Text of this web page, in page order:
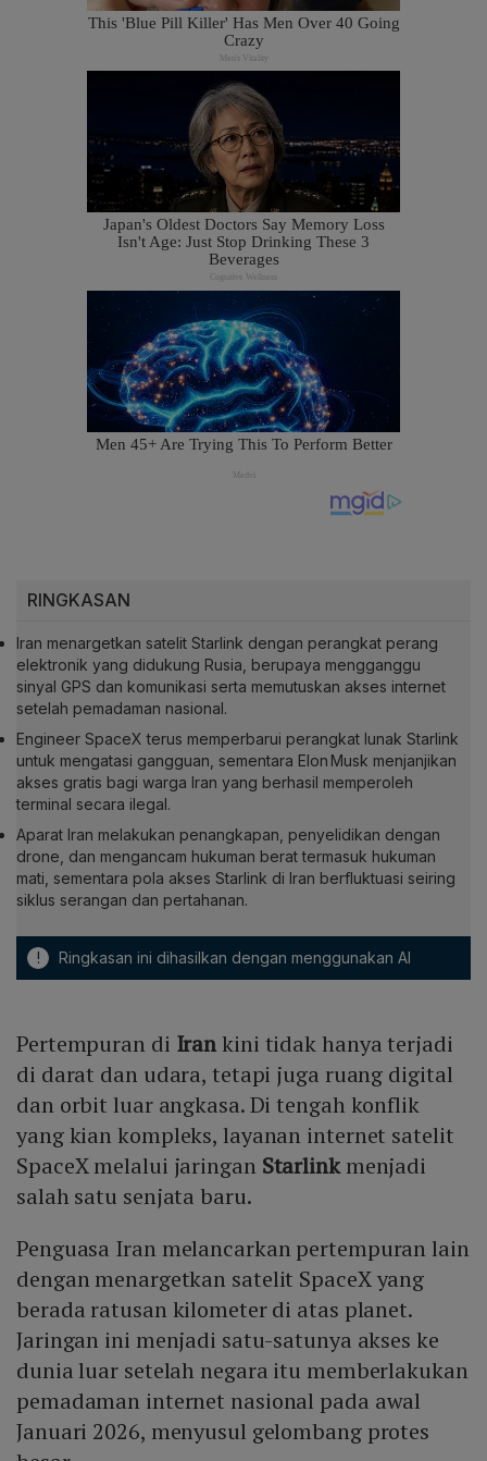
RINGKASAN
Iran menargetkan satelit Starlink dengan perangkat perang
elektronik yang didukung Rusia, berupaya mengganggu
sinyal GPS dan komunikasi serta memutuskan akses internet
setelah pemadaman nasional.
Engineer SpaceX terus memperbarui perangkat lunak Starlink
untuk mengatasi gangguan, sementara Elon Musk menjanjikan
akses gratis bagi warga Iran yang berhasil memperoleh
terminal secara ilegal.
Aparat Iran melakukan penangkapan, penyelidikan dengan
drone, dan mengancam hukuman berat termasuk hukuman
mati, sementara pola akses Starlink di Iran berfluktuasi seiring
siklus serangan dan pertahanan.
! Ringkasan ini dihasilkan dengan menggunakan AI
Pertempuran di Irankini tidak hanya terjadi
di darat dan udara, tetapi juga ruang digital
dan orbit luar angkasa. Di tengah konflik
yang kian kompleks, layanan internet satelit
SpaceX melalui jaringan Starlinkmenjadi
salah satu senjata baru.
Penguasa Iran melancarkan pertempuran lain
dengan menargetkan satelit SpaceX yang
berada ratusan kilometer di atas planet.
Jaringan ini menjadi satu-satunya akses ke
dunia luar setelah negara itu memberlakukan
pemadaman internet nasional pada awal
Januari 2026, menyusul gelombang protes